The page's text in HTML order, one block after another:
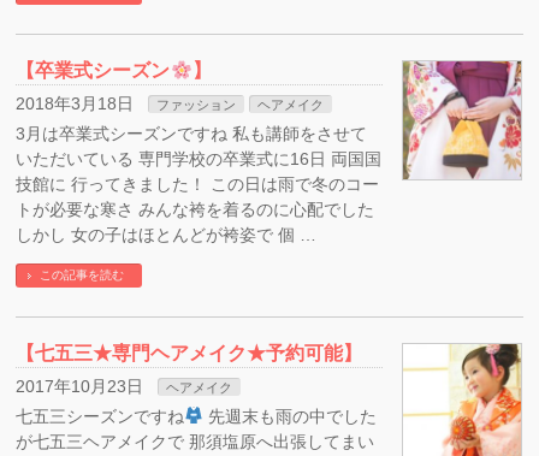
【卒業式シーズン 】
2018年3月18日 ファッション ヘアメイク
3月は卒業式シーズンですね 私も講師をさせて
いただいている 専門学校の卒業式に16日 両国国
技館に 行ってきました！ この日は雨で冬のコー
トが必要な寒さ みんな袴を着るのに心配でした
しかし 女の子はほとんどが袴姿で 個 …
この記事を読む
【七五三★専門ヘアメイク★予約可能】
2017年10月23日 ヘアメイク
七五三シーズンですね
先週末も雨の中でした
が七五三ヘアメイクで 那須塩原へ出張してまい